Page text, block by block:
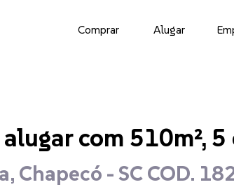
Comprar Alugar
com 510m²,
Chapecó - SC COD.